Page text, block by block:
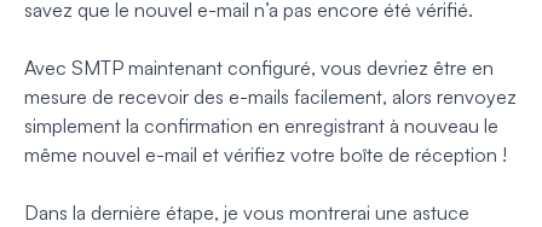
savez que le nouvel e-mail n’a pas encore été vérifié.
Avec SMTP maintenant configuré, vous devriez être en
mesure de recevoir des e-mails facilement, alors renvoyez
simplement la confirmation en enregistrant à nouveau le
même nouvel e-mail et vérifiez votre boîte de réception !
Dans la dernière étape, je vous montrerai une astuce